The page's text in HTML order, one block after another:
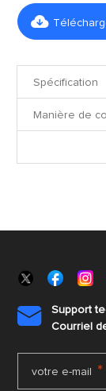

Spécification
Manière de

Support
Courriel
votre e-mail *